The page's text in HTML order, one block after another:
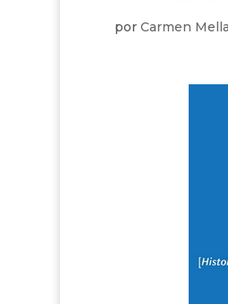
por Carmen